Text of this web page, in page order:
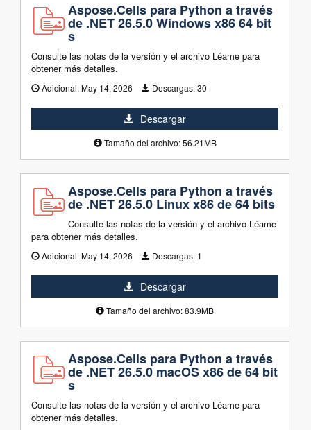
Aspose.Cells para Python a través
de .NET 26.5.0 Windows x86 64 bit
s
Consulte las notas de la versión y el archivo Léame para
obtener más detalles.
Adicional:May 14, 2026 Descargas:30
Descargar
Tamaño del archivo: 56.21MB
Aspose.Cells para Python a través
de .NET 26.5.0 Linux x86 de 64 bits
Consulte las notas de la versión y el archivo Léame
para obtener más detalles.
Adicional:May 14, 2026 Descargas: 1
Descargar
Tamaño del archivo: 83.9MB
Aspose.Cells para Python a través
de .NET 26.5.0 macOS x86 de 64 bit
s
Consulte las notas de la versión y el archivo Léame para
obtener más detalles.